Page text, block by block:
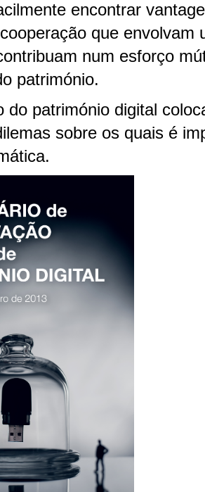
encontrar
que envolvam
num esforço
património.
do património digital
sobre os quais é